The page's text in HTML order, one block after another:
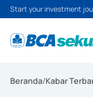
Start your investment
Beranda/Kabar